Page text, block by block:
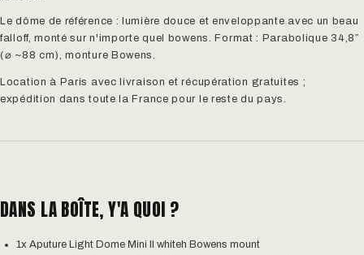
Le dôme de référence : lumière douce et enveloppante avec un beau
falloff, monté sur n'importe quel bowens. Format : Parabolique 34,8″
(⌀ ~88 cm), monture Bowens.
Location à Paris avec livraison et récupération gratuites ;
expédition dans toute la France pour le reste du pays.
DANS LA BOÎTE, Y'A QUOI ?
1x Aputure Light Dome Mini II whiteh Bowens mount